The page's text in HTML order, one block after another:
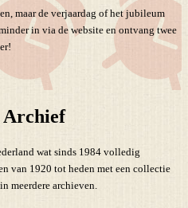
maar de verjaardag of het jubileum
in via de website en ontvang twee
Archief
wat sinds 1984 volledig
van 1920 tot heden met een collectie
meerdere archieven.